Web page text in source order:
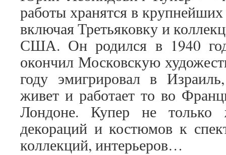
работы хранятся в
включая Третьяковку и
США. Он родился в 1940
окончил Московскую
году эмигрировал в
живет и работает то во
Лондоне. Купер не только
декораций и костюмов к
коллекций, интерьеров…